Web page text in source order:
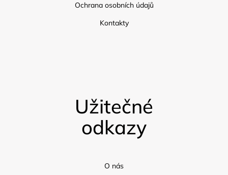
Ochrana osobních údajů
Kontakty
Užitečné
odkazy
O nás